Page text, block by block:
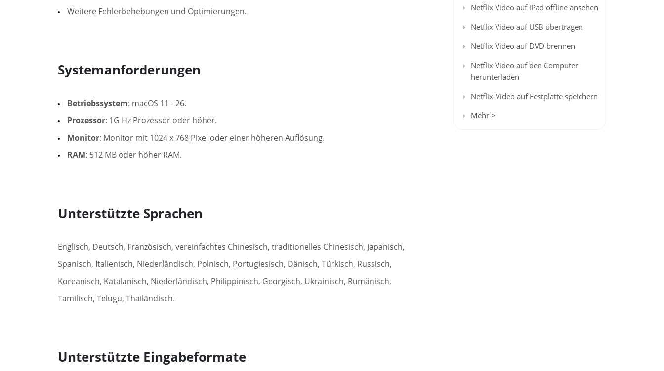
Weitere Fehlerbehebungen und Optimierungen.
Systemanforderungen
Betriebssystem: macOS 11 - 26.
Prozessor: 1G Hz Prozessor oder höher.
Monitor: Monitor mit 1024 x 768 Pixel oder einer höheren Auflösung.
RAM: 512 MB oder höher RAM.
Unterstützte Sprachen
Englisch, Deutsch, Französisch, vereinfachtes Chinesisch, traditionelles Chinesisch, Japanisch,
Spanisch, Italienisch, Niederländisch, Polnisch, Portugiesisch, Dänisch, Türkisch, Russisch,
Koreanisch, Katalanisch, Niederländisch, Philippinisch, Georgisch, Ukrainisch, Rumänisch,
Tamilisch, Telugu, Thailändisch.
Unterstützte Eingabeformate
Netflix Video auf iPad offline ansehen
Netflix Video auf USB übertragen
Netflix Video auf DVD brennen
Netflix Video auf den Computer
herunterladen
Netflix-Video auf Festplatte speichern
Mehr >